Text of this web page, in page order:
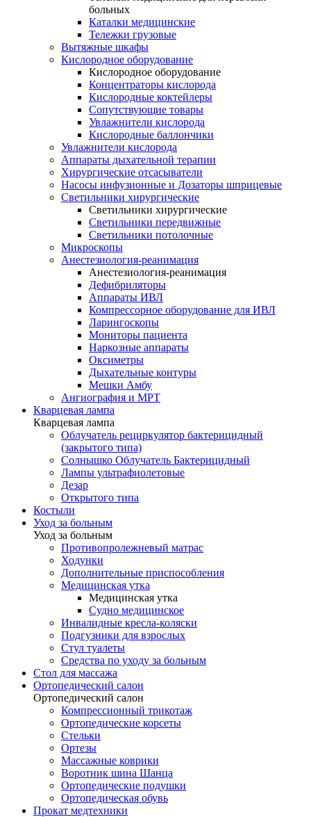
больных
Каталки медицинские
Тележки грузовые
Вытяжные шкафы
Кислородное оборудование
Кислородное оборудование
Концентраторы кислорода
Кислородные коктейлеры
Сопутствующие товары
Увлажнители кислорода
Кислородные баллончики
Увлажнители кислорода
Аппараты дыхательной терапии
Хирургические отсасыватели
Насосы инфузионные и Дозаторы шприцевые
Светильники хирургические
Светильники хирургические
Светильники передвижные
Светильники потолочные
Микроскопы
Анестезиология-реанимация
Анестезиология-реанимация
Дефибриляторы
Аппараты ИВЛ
Компрессорное оборудование для ИВЛ
Ларингоскопы
Мониторы пациента
Наркозные аппараты
Оксиметры
Дыхательные контуры
Мешки Амбу
Ангиография и МРТ
Кварцевая лампа
Кварцевая лампа
Облучатель рециркулятор бактерицидный
(закрытого типа)
Солнышко Облучатель Бактерицидный
Лампы ультрафиолетовые
Дезар
Открытого типа
Костыли
Уход за больным
Уход за больным
Противопролежневый матрас
Ходунки
Дополнительные приспособления
Медицинская утка
Медицинская утка
Судно медицинское
Инвалидные кресла-коляски
Подгузники для взрослых
Стул туалеты
Средства по уходу за больным
Cтол для массажа
Ортопедический салон
Ортопедический салон
Компрессионный трикотаж
Ортопедические корсеты
Стельки
Ортезы
Массажные коврики
Воротник шина Шанца
Ортопедические подушки
Ортопедическая обувь
Прокат медтехники